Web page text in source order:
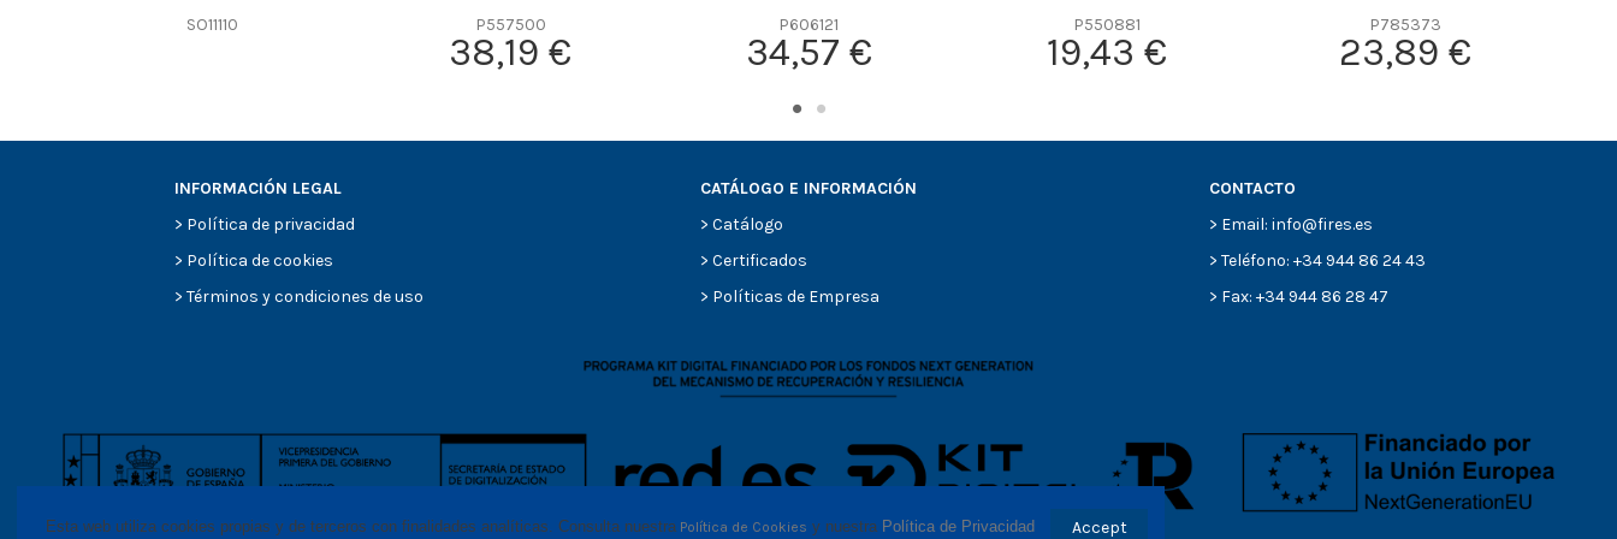
SO11110 P557500
38,19 €
P606121
34,57 €
P550881
19,43 €
P785373
23,89 €
INFORMACIÓN LEGAL
> Política de privacidad
> Política de cookies
>Términos y condiciones de uso
CATÁLOGO E INFORMACIÓN
> Catálogo
> Certificados
> Políticas de Empresa
CONTACTO
> Email: info@fires.es
> Teléfono: +34 944 86 24 43
> Fax: +34 944 86 28 47
Esta web utiliza cookies propias y de terceros con finalidades analíticas. Consulta nuestra Política de Cookies y nuestra Política de Privacidad Accept